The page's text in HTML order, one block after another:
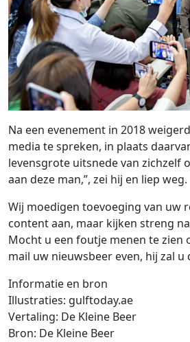
Na een evenement in 2018
media te spreken, in plaats
levensgrote uitsnede van zichzelf
aan deze man,”, zei hij en liep weg.
Wij moedigen toevoeging van uw
content aan, maar kijken streng
Mocht u een foutje menen te zien
mail uw nieuwsbeer even, hij zal u
Informatie en bron
Illustraties: gulftoday.ae
Vertaling: De Kleine Beer
Bron: De Kleine Beer